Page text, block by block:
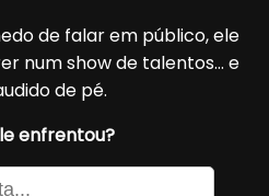
de falar em público, ele
num show de talentos… e
de pé.
enfrentou?